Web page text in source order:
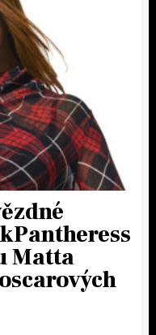
Matta